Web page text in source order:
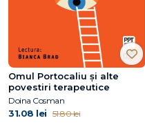
Omul Portocaliu și alte
povestiri terapeutice
Doina Cosman
31.08 lei 51.80 lei